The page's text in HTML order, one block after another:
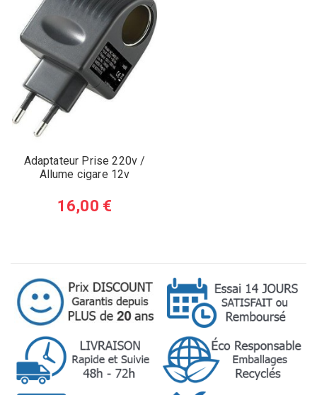
Adaptateur Prise 220v /
Allume cigare 12v
16,00 €